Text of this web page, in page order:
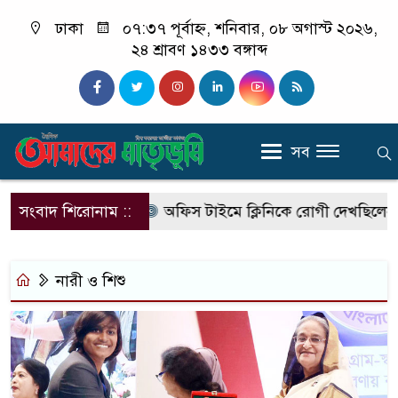
ঢাকা
০৭:৩৭ পূর্বাহ্ন, শনিবার, ০৮ অগাস্ট ২০২৬,
২৪ শ্রাবণ ১৪৩৩ বঙ্গাব্দ
সব
সংবাদ শিরোনাম ::
আসছে এসআরবি অফিস টাইমে ক্লিনিকে রোগী দেখছিলেন
নারী ও শিশু